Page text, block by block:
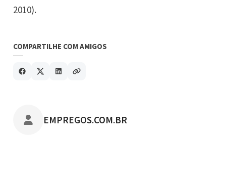
2010).
COMPARTILHE COM AMIGOS
POSTADO POR
EMPREGOS.COM.BR